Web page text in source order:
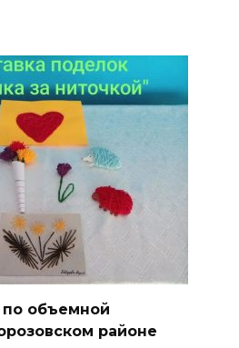
объемной
районе